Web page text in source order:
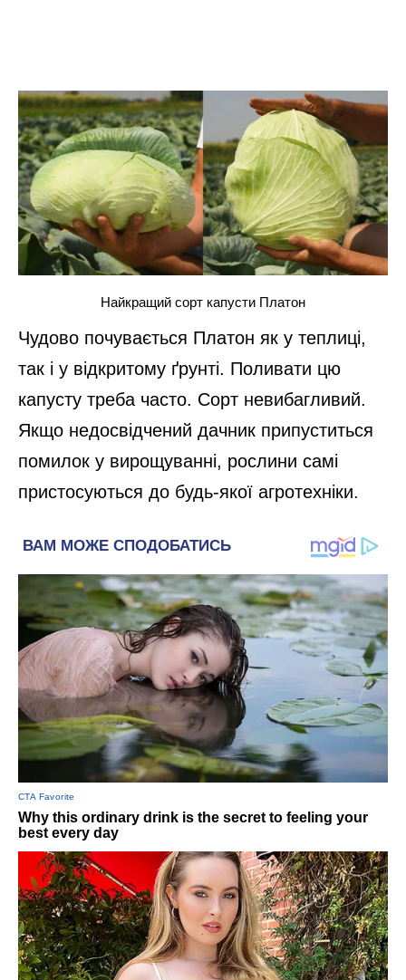
Найкращий сорт капусти Платон
Чудово почувається Платон як у теплиці,
так і у відкритому ґрунті. Поливати цю
капусту треба часто. Сорт невибагливий.
Якщо недосвідчений дачник припуститься
помилок у вирощуванні, рослини самі
пристосуються до будь-якої агротехніки.